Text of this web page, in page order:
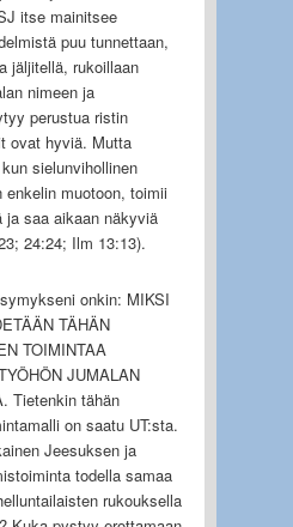
itse mainitsee
puu tunnettaan,
jäljitellä, rukoillaan
nimeen ja
perustua ristin
ovat hyviä. Mutta
sielunvihollinen
enkelin muotoon, toimii
saa aikaan näkyviä
24:24; Ilm 13:13).
onkin: MIKSI
TÄHÄN
TOIMINTAA
JUMALAN
Tietenkin tähän
on saatu UT:sta.
Jeesuksen ja
todella samaa
rukouksella